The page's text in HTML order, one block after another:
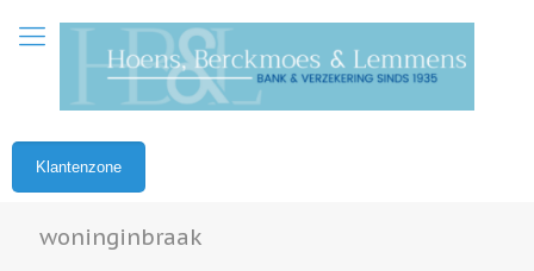
Klantenzone
woninginbraak